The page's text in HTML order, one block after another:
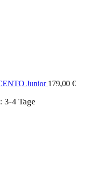
Junior 179,00 €
3-4 Tage